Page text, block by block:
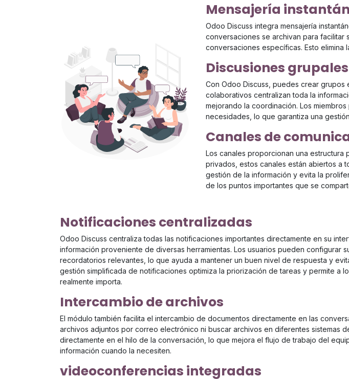
Mensajería
Odoo Discuss integra mensajería
conversaciones se archivan para facilitar
conversaciones específicas. Esto
Discusiones grupales
Con Odoo Discuss, puedes crear
colaborativos centralizan toda la
mejorando la coordinación. Los
necesidades, lo que garantiza una
Canales de
Los canales proporcionan una
privados, estos canales están abiertos a
gestión de la información y evita la
de los puntos importantes que se
Notificaciones centralizadas
Odoo Discuss centraliza todas las notificaciones importantes directamente en su
información proveniente de diversas herramientas. Los usuarios pueden configurar
recordatorios relevantes, lo que ayuda a mantener un buen nivel de respuesta y
gestión simplificada de notificaciones optimiza la priorización de tareas y permite a
realmente importa.
Intercambio de archivos
El módulo también facilita el intercambio de documentos directamente en las
archivos adjuntos por correo electrónico ni buscar archivos en diferentes sistemas
directamente en el hilo de la conversación, lo que mejora el flujo de trabajo del
información cuando la necesiten.
videoconferencias integradas